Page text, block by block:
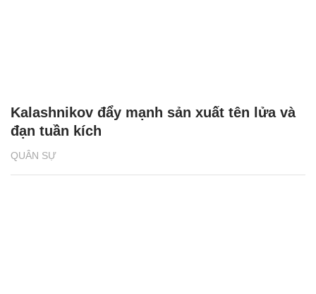
QUÂN SỰ
Kalashnikov đẩy mạnh sản xuất tên lửa và
đạn tuần kích